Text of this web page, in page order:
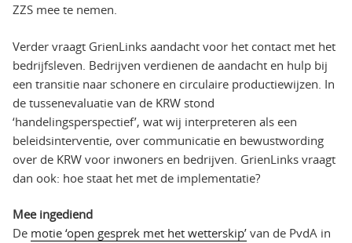
ZZS mee te nemen.
Verder vraagt GrienLinks aandacht voor het contact met het
bedrijfsleven. Bedrijven verdienen de aandacht en hulp bij
een transitie naar schonere en circulaire productiewijzen. In
de tussenevaluatie van de KRW stond
‘handelingsperspectief’, wat wij interpreteren als een
beleidsinterventie, over communicatie en bewustwording
over de KRW voor inwoners en bedrijven. GrienLinks vraagt
dan ook: hoe staat het met de implementatie?
Mee ingediend
De motie ‘open gesprek met het wetterskip’ van de PvdA in